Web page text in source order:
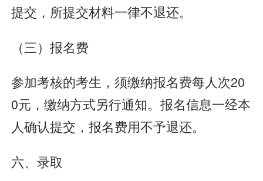
提交，所提交材料一律不退还。
（三）报名费
参加考核的考生，须缴纳报名费每人次20
0元，缴纳方式另行通知。报名信息一经本
人确认提交，报名费用不予退还。
六、录取